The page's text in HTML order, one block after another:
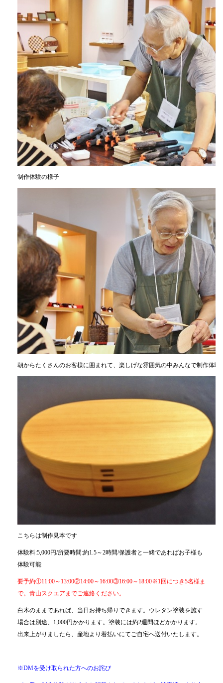
制作体験の様子
朝からたくさんのお客様に囲まれて、楽しげな雰囲気の中みんなで制作体験
こちらは制作見本です
体験料:5,000円/所要時間:約1.5～2時間/保護者と一緒であればお子様も
体験可能
要予約①11:00～13:00②14:00～16:00③16:00～18:00※1回につき5名様ま
で。青山スクエアまでご連絡ください。
白木のままであれば、当日お持ち帰りできます。ウレタン塗装を施す
場合は別途、1,000円かかります。塗装には約2週間ほどかかります。
出来上がりましたら、産地より着払いにてご自宅へ送付いたします。
※DMを受け取られた方へのお詫び